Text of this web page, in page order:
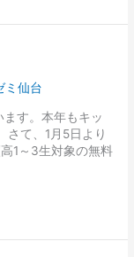
ミ仙台
す。本年もキッ
さて、1月5日より
1～3生対象の無料